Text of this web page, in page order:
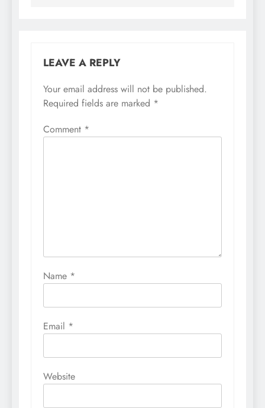
LEAVE A REPLY
Your email address will not be published.
Required fields are marked *
Comment *
Name *
Email *
Website